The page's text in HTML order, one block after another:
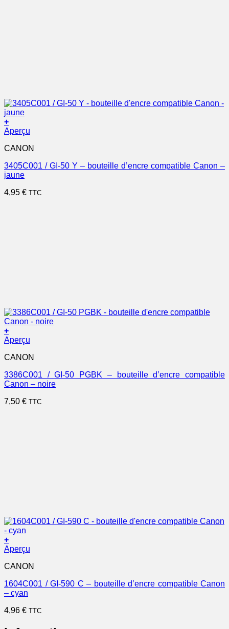
+
Aperçu
CANON
3405C001 / GI-50 Y – bouteille d’encre compatible Canon –
jaune
4,95 € TTC
+
Aperçu
CANON
3386C001 / GI-50 PGBK – bouteille d’encre compatible
Canon – noire
7,50 € TTC
+
Aperçu
CANON
1604C001 / GI-590 C – bouteille d’encre compatible Canon
– cyan
4,96 € TTC